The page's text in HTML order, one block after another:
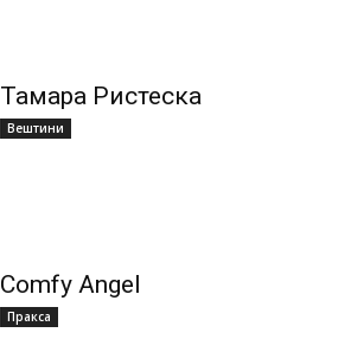
Тамара Ристеска
Вештини
Comfy Angel
Пракса